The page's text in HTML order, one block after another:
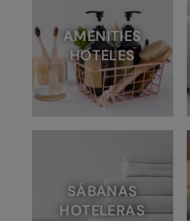
AMENITIES
HOTELES
SÁBANAS
HOTELERAS